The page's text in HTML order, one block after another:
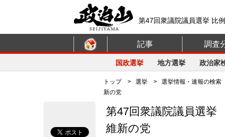
第47回衆議院議員選挙 比
記事 調査
国政選挙 地方選挙 政治家
トップ> 選挙 > 選挙情報・速報の検索
新の党
第47回衆議院議員選
維新の党